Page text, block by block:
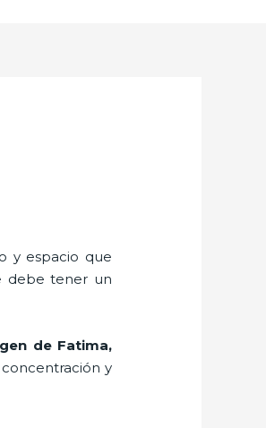
y espacio que
debe tener un
de Fatima,
y